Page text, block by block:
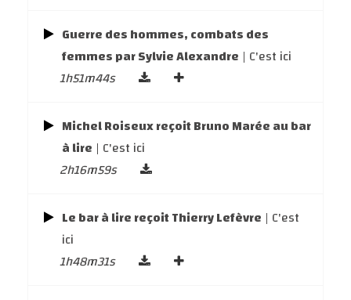
Guerre des hommes, combats des
femmes par Sylvie Alexandre | C'est ici
1h51m44s
Michel Roiseux reçoit Bruno Marée au bar
à lire | C'est ici
2h16m59s
Le bar à lire reçoit Thierry Lefèvre | C'est
ici
1h48m31s